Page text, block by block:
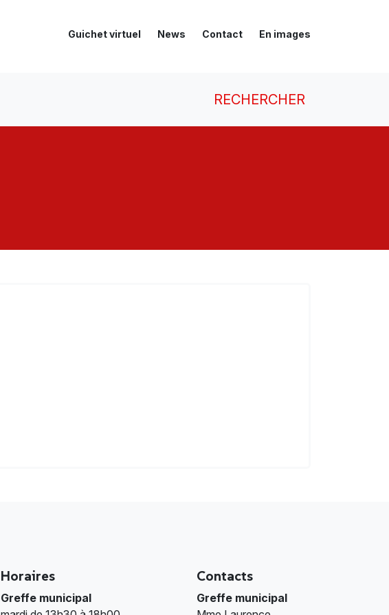
Guichet virtuel News Contact En images
RECHERCHER
Horaires
Greffe municipal
Contacts
Greffe municipal